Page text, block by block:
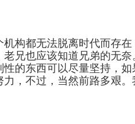
都无法脱离时代而存在
老兄也应该知道兄弟的无奈
东西可以尽量坚持，如
力，不过，当然前路多艰